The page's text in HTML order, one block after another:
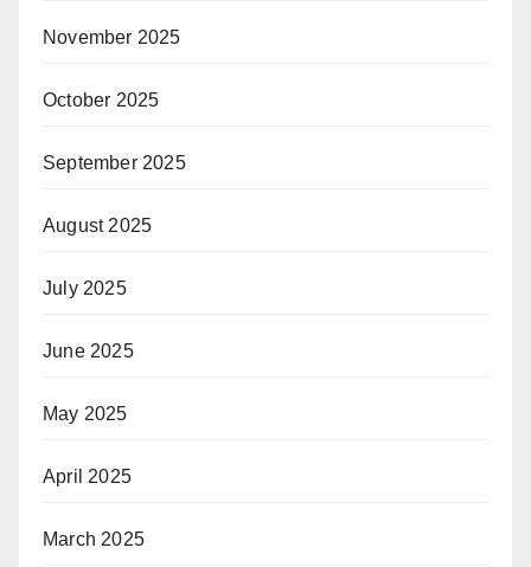
November 2025
October 2025
September 2025
August 2025
July 2025
June 2025
May 2025
April 2025
March 2025